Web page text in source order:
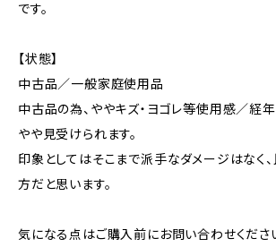
です。
【状態】
中古品／一般家庭使用品
中古品の為、ややキズ・ヨゴレ等使用感／経
やや見受けられます。
印象としてはそこまで派手なダメージはなく
方だと思います。
気になる点はご購入前にお問い合わせくださ